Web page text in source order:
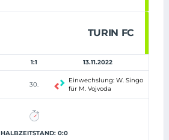
TURIN FC
1:1 13.11.2022
30.
Einwechslung: W. Singo
für M. Vojvoda
HALBZEITSTAND: 0:0